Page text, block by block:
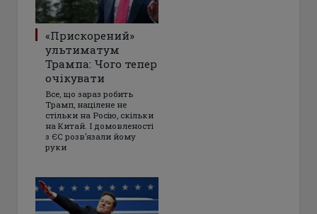
«Прискорений»
ультиматум
Трампа: Чого тепер
очікувати
Все, що зараз робить
Трамп, націлене не
стільки на Росію, скільки
на Китай. І домовленості
з ЄС розвʼязали йому
руки